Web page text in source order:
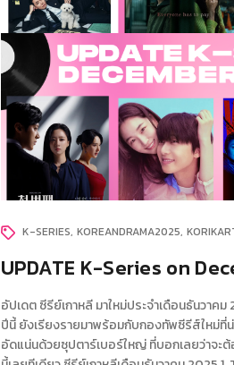
K-SERIES KOREANDRAMA2025
UPDATE K-Series on
อัปเดต ซีรีย์เกาหลี มาใหม่ประจำเดือนธันวาค
ปีนี้ ยังเรียงรายมาพร้อมกับกองทัพซีรีส์ใหม่ที่
อัดแน่นด้วยซุปตาร์เบอร์ใหญ่ ที่บอกเลยว่าจะ